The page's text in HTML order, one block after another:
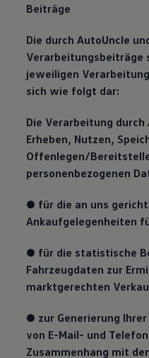
Beiträge
Die durch AutoUncle
Verarbeitungsbeiträge
jeweiligen
sich wie folgt dar:
Die Verarbeitung
Erheben, Nutzen,
Offenlegen/
personenbezogenen
● für die an uns
Ankaufgelegenheiten
● für die statistische
Fahrzeugdaten zur
marktgerechten
● zur Generierung
von E-Mail- und
Zusammenhang mit